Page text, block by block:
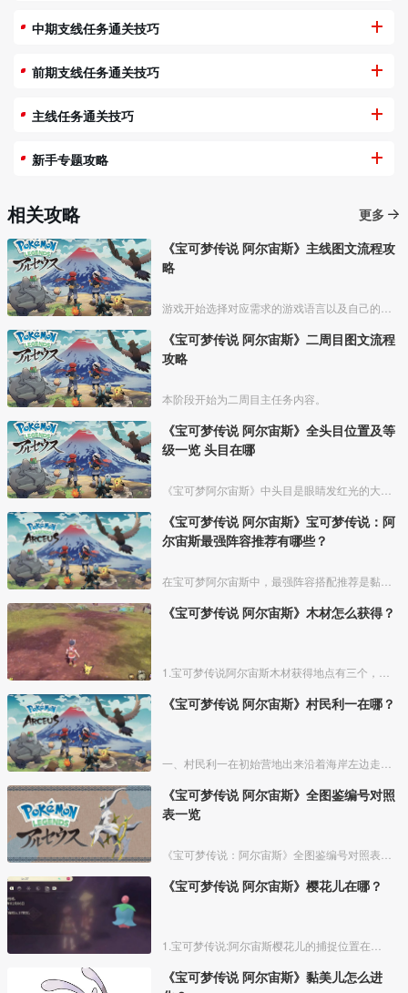
中期支线任务通关技巧
前期支线任务通关技巧
主线任务通关技巧
新手专题攻略
相关攻略
更多
《宝可梦传说 阿尔宙斯》主线图文流程攻
略
《宝可梦传说 阿尔宙斯》二周目图文流程
攻略
本阶段开始为二周目主任务内容。
《宝可梦传说 阿尔宙斯》全头目位置及等
级一览 头目在哪
《宝可梦传说 阿尔宙斯》宝可梦传说：阿
尔宙斯最强阵容推荐有哪些？
《宝可梦传说 阿尔宙斯》木材怎么获得？
《宝可梦传说 阿尔宙斯》村民利一在哪？
《宝可梦传说 阿尔宙斯》全图鉴编号对照
表一览
《宝可梦传说 阿尔宙斯》樱花儿在哪？
《宝可梦传说 阿尔宙斯》黏美儿怎么进